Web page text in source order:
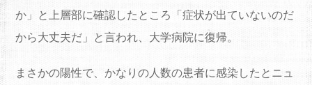
か」と上層部に確認したところ「症状が出ていないのだ
から大丈夫だ」と言われ、大学病院に復帰。
まさかの陽性で、かなりの人数の患者に感染したとニュ